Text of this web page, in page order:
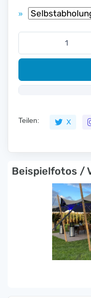
»
Teilen: X
Beispielfotos /